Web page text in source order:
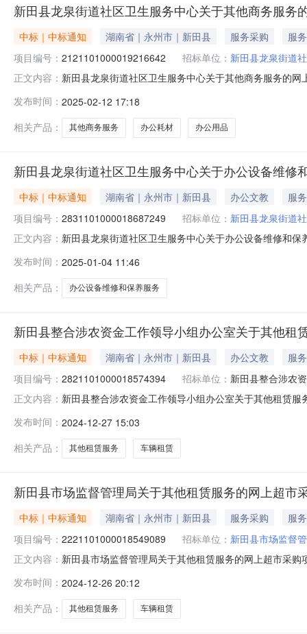
新田县龙泉街道社区卫生服务中心关于其他商务服务
中标｜中标通知 湖南省｜永州市｜新田县 服务采购
服务
项目编号： 2121101000019216642 招标单位： 新田县龙泉街道
正文内容： 新田县龙泉街道社区卫生服务中心关于其他商务服务的
码:431128项目所在行政区划名称:湖南省永州市新田县
发布时间： 2025-02-12 17:18
相关产品：
其他商务服务 办公耗材 办公用品
新田县龙泉街道社区卫生服务中心关于办公设备维修
中标｜中标通知 湖南省｜永州市｜新田县 办公文教
服务
项目编号： 2831101000018687249 招标单位： 新田县龙泉街道
正文内容： 新田县龙泉街道社区卫生服务中心关于办公设备维修和
在行政区划编码:431128项目所在行政区划名称:湖南省
发布时间： 2025-01-04 11:46
相关产品：
办公设备维修和保养服务
新田县整合涉农资金工作领导小组办公室关于其他租
中标｜中标通知 湖南省｜永州市｜新田县 办公文教
服务
项目编号： 2821101000018574394 招标单位： 新田县整合涉农
正文内容： 新田县整合涉农资金工作领导小组办公室关于其他租赁
区划编码:431128项目所在行政区划名称:湖南省永州市
发布时间： 2024-12-27 15:03
相关产品：
其他租赁服务 车辆租赁
新田县市场监督管理局关于其他租赁服务的网上超市
中标｜中标通知 湖南省｜永州市｜新田县 服务采购
服务
项目编号： 2221101000018549089 招标单位： 新田县市场监督
正文内容： 新田县市场监督管理局关于其他租赁服务的网上超市采
目所在行政区划名称:湖南省永州市新田县报价起止时间
发布时间： 2024-12-26 20:12
相关产品：
其他租赁服务 车辆租赁